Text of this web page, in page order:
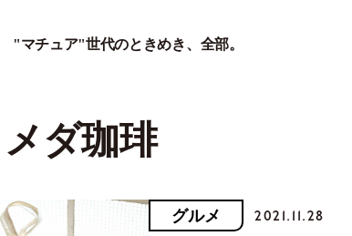
"マチュア"世代のときめき、全部。
メダ珈琲
グルメ 2021.11.28